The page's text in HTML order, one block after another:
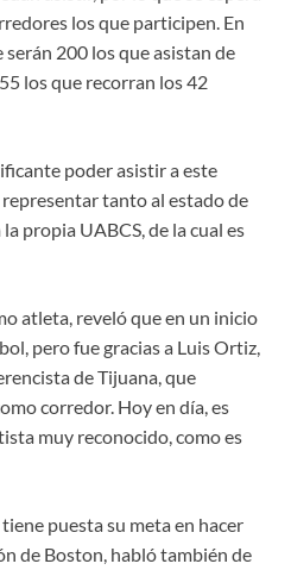
los que participen. En
200 los que asistan de
los que recorran los 42
poder asistir a este
tanto al estado de
propia UABCS, de la cual es
atleta, reveló que en un inicio
pero fue gracias a Luis Ortiz,
de Tijuana, que
corredor. Hoy en día, es
muy reconocido, como es
puesta su meta en hacer
de Boston, habló también de